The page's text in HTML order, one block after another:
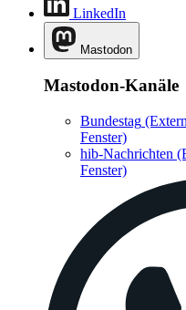
LinkedIn
Mastodon
Mastodon-Kanäle
Bundestag
Fenster)
hib-Nachrichten
Fenster)